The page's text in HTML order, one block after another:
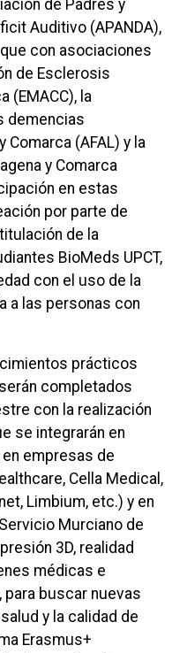
de Padres y
Auditivo (APANDA),
con asociaciones
de Esclerosis
(EMACC), la
demencias
Comarca (AFAL) y la
y Comarca
en estas
por parte de
de la
BioMeds UPCT,
con el uso de la
a las personas con
prácticos
completados
con la realización
se integrarán en
empresas de
Cella Medical,
Limbium, etc.) y en
Murciano de
3D, realidad
médicas e
buscar nuevas
y la calidad de
Erasmus+